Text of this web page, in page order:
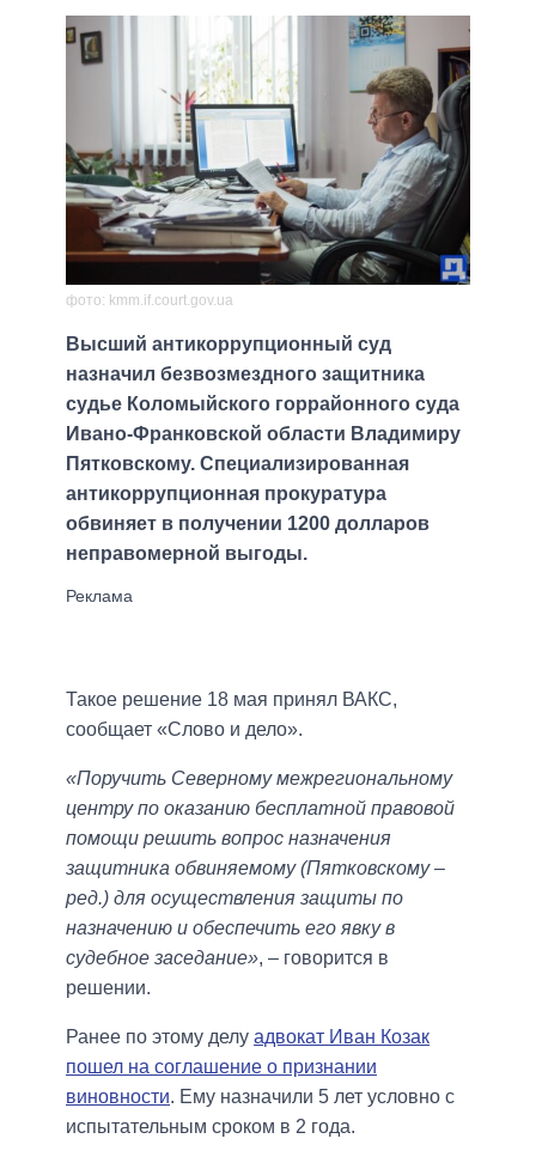
фото: kmm.if.court.gov.ua
Высший антикоррупционный суд
назначил безвозмездного защитника
судье Коломыйского горрайонного суда
Ивано-Франковской области Владимиру
Пятковскому. Специализированная
антикоррупционная прокуратура
обвиняет в получении 1200 долларов
неправомерной выгоды.
Такое решение 18 мая принял ВАКС,
сообщает «Слово и дело».
«Поручить Северному межрегиональному
центру по оказанию бесплатной правовой
помощи решить вопрос назначения
защитника обвиняемому (Пятковскому –
ред.) для осуществления защиты по
назначению и обеспечить его явку в
судебное заседание», – говорится в
решении.
Ранее по этому делу адвокат Иван Козак
пошел на соглашение о признании
виновности. Ему назначили 5 лет условно с
испытательным сроком в 2 года.